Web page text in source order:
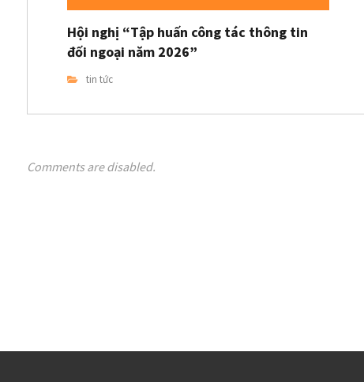
Hội nghị “Tập huấn công tác thông tin
đối ngoại năm 2026”
tin tức
Comments are disabled.